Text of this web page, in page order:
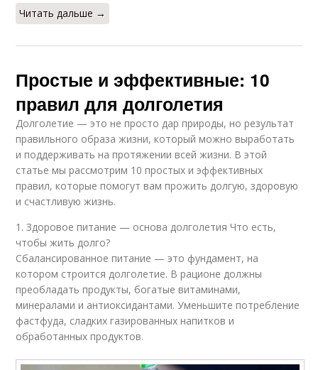
Читать дальше →
Простые и эффективные: 10
правил для долголетия
Долголетие — это не просто дар природы, но результат
правильного образа жизни, который можно выработать
и поддерживать на протяжении всей жизни. В этой
статье мы рассмотрим 10 простых и эффективных
правил, которые помогут вам прожить долгую, здоровую
и счастливую жизнь.
1. Здоровое питание — основа долголетия Что есть,
чтобы жить долго?
Сбалансированное питание — это фундамент, на
котором строится долголетие. В рационе должны
преобладать продукты, богатые витаминами,
минералами и антиоксидантами. Уменьшите потребление
фастфуда, сладких газированных напитков и
обработанных продуктов.